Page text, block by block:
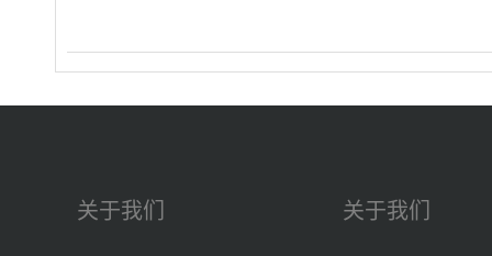
关于我们 关于我们